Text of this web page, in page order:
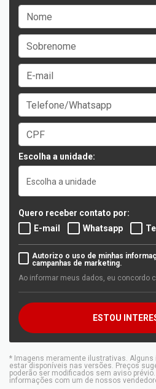
Escolha a unidade:
Escolha a unidade
Quero receber contato por:
E-mail
Whatsapp
Autorizo o uso de minhas
campanhas de marketing.
Ao informar meus dados, eu concordo
ESTOU
* Imagens meramente ilustrativas.
estar disponíveis nas versões. Preços
poderão ser modificados sem aviso
informações com um de nossos